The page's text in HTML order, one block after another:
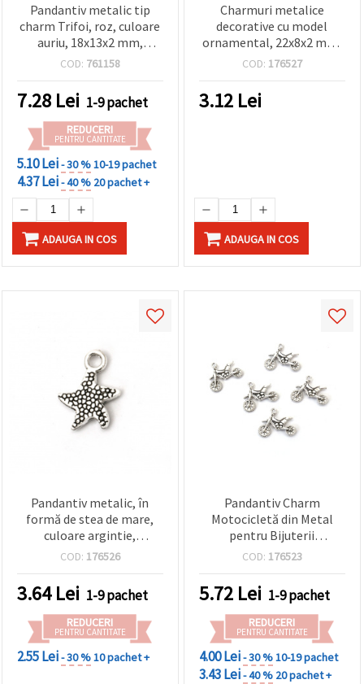
Pandantiv metalic tip
charm Trifoi, roz, culoare
auriu, 18x13x2 mm,
orificiu 2,5 mm - set 5
COD: 761158
7.28 Lei 1-9 pachet
REDUCERI
PENTRU CANTITATE
5.10 Lei- 30 %10-19 pachet
4.37 Lei- 40 % 20 pachet +
ADAUGA IN COS
Charmuri metalice
decorative cu model
ornamental, 22x8x2 mm,
ton argintiu, orificiu 2
COD: 176527
3.12 Lei
ADAUGA IN COS
Pandantiv metalic, în
formă de stea de mare,
culoare argintie,
12x16,5x3 mm, orificiu: 2
COD: 176526
3.64Lei 1-9 pachet
REDUCERI
PENTRU CANTITATE
2.55 Lei- 30 %10 pachet +
Pandantiv Charm
Motocicletă din Metal
pentru Bijuterii
Handmade, 23x17x4 mm,
Argintiu, 10 buc.
COD: 176523
5.72 Lei 1-9 pachet
REDUCERI
PENTRU CANTITATE
4.00 Lei- 30 %10-19 pachet
3.43 Lei- 40 % 20 pachet +